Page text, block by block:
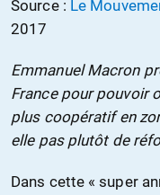
CONTACTER
FAIRE UN
DON
Source : Le
2017
Emmanuel Macron
France pour pouvoir
plus coopératif en
elle pas plutôt de
Dans cette « super